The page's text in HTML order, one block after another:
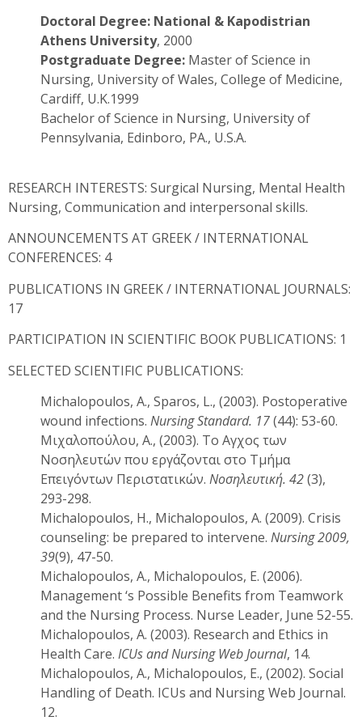
Doctoral Degree: National & Kapodistrian
Athens University, 2000
Postgraduate Degree: Master of Science in
Nursing, University of Wales, College of Medicine,
Cardiff, U.K.1999
Bachelor of Science in Nursing, University of
Pennsylvania, Edinboro, PA., U.S.A.
RESEARCH INTERESTS: Surgical Nursing, Mental Health
Nursing, Communication and interpersonal skills.
ANNOUNCEMENTS AT GREEK / INTERNATIONAL
CONFERENCES: 4
PUBLICATIONS IN GREEK / INTERNATIONAL JOURNALS:
17
PARTICIPATION IN SCIENTIFIC BOOK PUBLICATIONS: 1
SELECTED SCIENTIFIC PUBLICATIONS:
Michalopoulos, A., Sparos, L., (2003). Postoperative
wound infections. Nursing Standard. 17(44): 53-60.
Μιχαλοπούλου, Α., (2003). Το Αγχος των
Νοσηλευτών που εργάζονται στο Τμήμα
Επειγόντων Περιστατικών. Νοσηλευτική. 42(3),
293-298.
Michalopoulos, H., Michalopoulos, A. (2009). Crisis
counseling: be prepared to intervene. Nursing 2009,
39(9), 47-50.
Michalopoulos, A., Michalopoulos, E. (2006).
Management ‘s Possible Benefits from Teamwork
and the Nursing Process. Nurse Leader, June 52-55.
Μichalopoulos, A. (2003). Research and Ethics in
Health Care. ICUs and Nursing Web Journal, 14.
Μichalopoulos, A., Μichalopoulos, E., (2002). Social
Handling of Death. ICUs and Nursing Web Journal.
12.